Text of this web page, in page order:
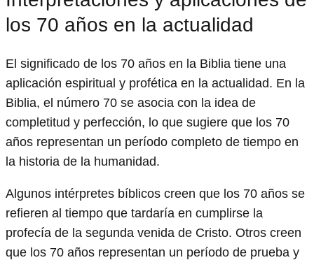
los 70 años en la actualidad
El significado de los 70 años en la Biblia tiene una
aplicación espiritual y profética en la actualidad. En la
Biblia, el número 70 se asocia con la idea de
completitud y perfección, lo que sugiere que los 70
años representan un período completo de tiempo en
la historia de la humanidad.
Algunos intérpretes bíblicos creen que los 70 años se
refieren al tiempo que tardaría en cumplirse la
profecía de la segunda venida de Cristo. Otros creen
que los 70 años representan un período de prueba y